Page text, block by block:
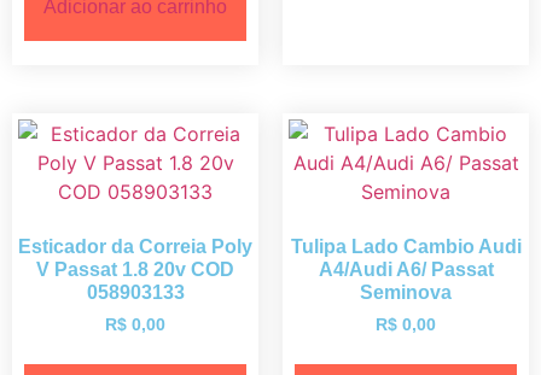
Adicionar ao carrinho
Esticador da Correia Poly
V Passat 1.8 20v COD
058903133
R$ 0,00
Tulipa Lado Cambio Audi
A4/Audi A6/ Passat
Seminova
R$ 0,00